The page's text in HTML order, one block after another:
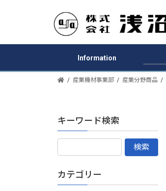
Information
産業機材事業部 産業分野商品
キーワード検索
カテゴリー